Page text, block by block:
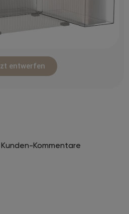
entwerfen
Kommentare